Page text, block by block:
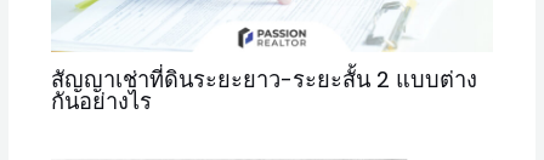
สัญญาเช่าที่ดินระยะยาว-ระยะสั้น 2 แบบต่าง
กันอย่างไร